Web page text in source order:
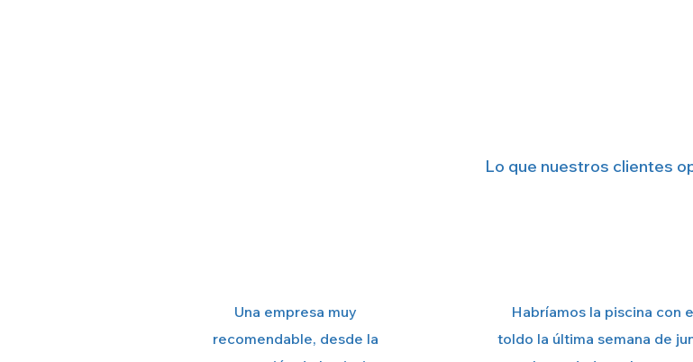
Lo que nuestros clientes
Una empresa muy
recomendable, desde la
Habríamos la piscina con
toldo la última semana de